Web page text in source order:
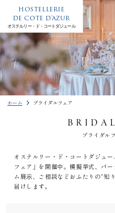
HOSTELLERIE
DE COTE D'AZUR
オステルリー・ド・コートダジュール
ホーム ブライダルフェア
ブライダル
オステルリー・ド・コートダジュ
フェア」を開催中。模擬挙式、パ
ム展⽰、ご相談などおふたりの“知
届けします。